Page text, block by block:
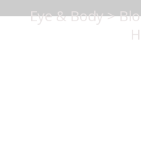
Eye & Body>